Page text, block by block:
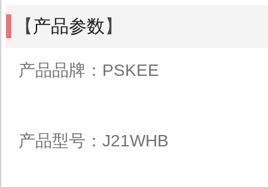
【 产品参数 】
产品品牌：PSKEE
产品型号：J21WHB